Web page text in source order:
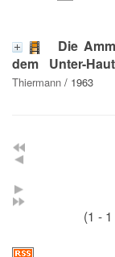
Die
dem Unter-
Thiermann / 1963
(1 -